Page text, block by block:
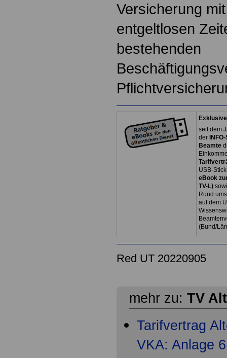
Versicherung
entgeltlosen
bestehenden
seit dem
der
Beamte
USB-
eBook
TV-L)
Rund
auf dem
(Bund/
Red UT 20220905
mehr zu: TV
Tarifvertrag
VKA: Anlage